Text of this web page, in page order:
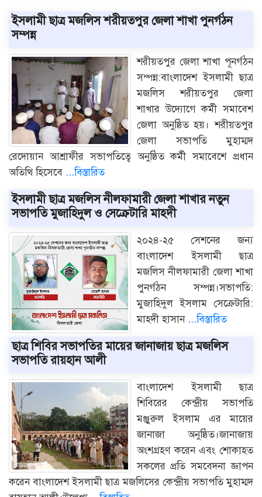
ইসলামী ছাত্র মজলিস শরীয়তপুর জেলা শাখা পুনর্গঠন
সম্পন্ন
শরীয়তপুর জেলা শাখা পূনর্গঠন
সম্পন্ন:বাংলাদেশ ইসলামী ছাত্র
মজলিস শরীয়তপুর জেলা
শাখার উদ্যোগে কর্মী সমাবেশ
জেলা অনুষ্ঠিত হয়। শরীয়তপুর
জেলা সভাপতি মুহাম্মদ
রেদোয়ান আশ্রাফীর সভাপতিত্বে অনুষ্ঠিত কর্মী সমাবেশে প্রধান
অতিথি হিসেবে ...বিস্তারিত
ইসলামী ছাত্র মজলিস নীলফামারী জেলা শাখার নতুন
সভাপতি মুজাহিদুল ও সেক্রেটারি মাহদী
২০২৪-২৫ সেশনের জন্য
বাংলাদেশ ইসলামী ছাত্র
মজলিস নীলফামারী জেলা শাখা
পুনর্গঠন সম্পন্ন‌।সভাপতি:
মুজাহিদুল ইসলাম সেক্রেটারি:
মাহদী হাসান ...বিস্তারিত
ছাত্র শিবির সভাপতির মায়ের জানাজায় ছাত্র মজলিস
সভাপতি রায়হান আলী
বাংলাদেশ ইসলামী ছাত্র
শিবিরের কেন্দ্রীয় সভাপতি
মঞ্জুরুল ইসলাম এর মায়ের
জানাজা অনুষ্ঠিত।জানাজায়
অংশগ্রহণ করেন এবং শোকাহত
সকলের প্রতি সমবেদনা জ্ঞাপন
করেন বাংলাদেশ ইসলামী ছাত্র মজলিসের কেন্দ্রীয় সভাপতি মুহাম্মদ